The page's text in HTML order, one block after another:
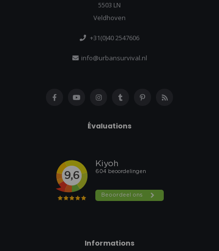
5503 LN
Veldhoven
+31(0)40 2547606
info@urbansurvival.nl
Évaluations
Informations